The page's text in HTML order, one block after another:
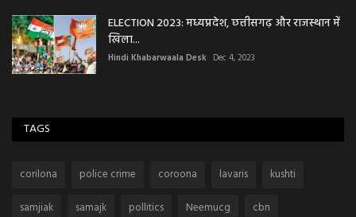
ELECTION 2023: मध्यप्रदेश, छत्तीसगढ़ और राजस्थान में
खिला...
Hindi Khabarwaala Desk Dec 4, 2023
TAGS
corilona police crime coroona lavaris
kushti
samjiak
samajk pollitics Neemucg
cbn